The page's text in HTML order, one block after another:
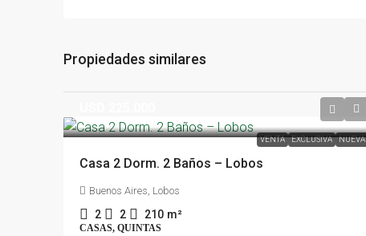
Propiedades similares
VENTA EXCLUSIVA NUEVA
Casa 2 Dorm. 2 Baños – Lobos
Buenos Aires, Lobos
2 2 210 m²
CASAS, QUINTAS